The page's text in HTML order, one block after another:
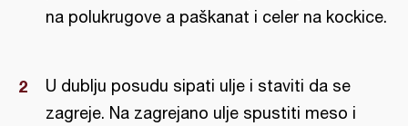
na polukrugove a paškanat i celer na kockice.
U dublju posudu sipati ulje i staviti da se
zagreje. Na zagrejano ulje spustiti meso i